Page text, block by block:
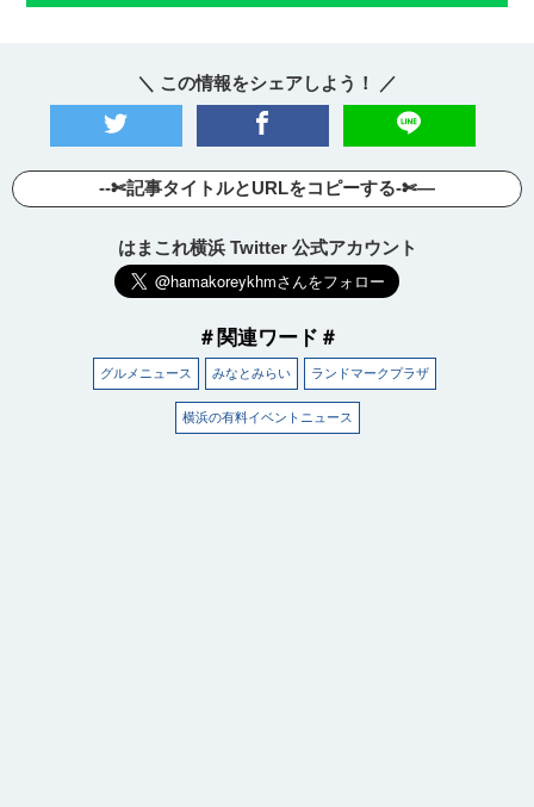
＼ この情報をシェアしよう！ ／
--✄記事タイトルとURLをコピーする-✄—
はまこれ横浜 Twitter 公式アカウント
＃関連ワード＃
グルメニュース みなとみらい ランドマークプラザ
横浜の有料イベントニュース